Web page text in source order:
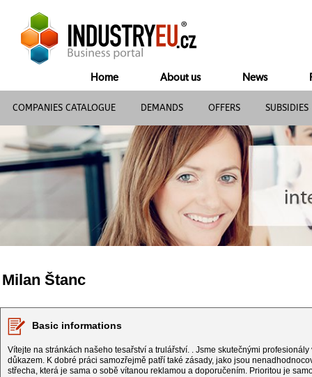
Home About us News
COMPANIES CATALOGUE DEMANDS OFFERS SUBSIDIES
Milan Štanc
Basic informations
Vítejte na stránkách našeho tesařství a trulářství. . Jsme skutečnými
důkazem. K dobré práci samozřejmě patří také zásady, jako jsou
střecha, která je sama o sobě vítanou reklamou a doporučením. Prioritou je